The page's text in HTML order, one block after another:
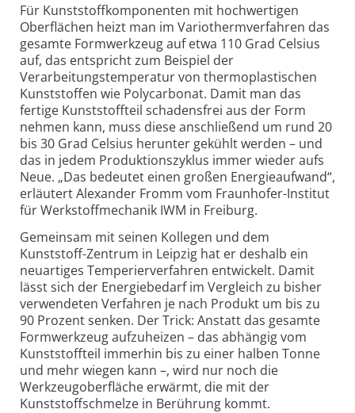
Für Kunststoffkomponenten mit hochwertigen
Oberflächen heizt man im Variothermverfahren das
gesamte Formwerkzeug auf etwa 110 Grad Celsius
auf, das entspricht zum Beispiel der
Verarbeitungstemperatur von thermoplastischen
Kunststoffen wie Polycarbonat. Damit man das
fertige Kunststoffteil schadensfrei aus der Form
nehmen kann, muss diese anschließend um rund 20
bis 30 Grad Celsius herunter gekühlt werden – und
das in jedem Produktionszyklus immer wieder aufs
Neue. „Das bedeutet einen großen Energieaufwand“,
erläutert Alexander Fromm vom Fraunhofer-Institut
für Werkstoffmechanik IWM in Freiburg.
Gemeinsam mit seinen Kollegen und dem
Kunststoff-Zentrum in Leipzig hat er deshalb ein
neuartiges Temperierverfahren entwickelt. Damit
lässt sich der Energiebedarf im Vergleich zu bisher
verwendeten Verfahren je nach Produkt um bis zu
90 Prozent senken. Der Trick: Anstatt das gesamte
Formwerkzeug aufzuheizen – das abhängig vom
Kunststoffteil immerhin bis zu einer halben Tonne
und mehr wiegen kann –, wird nur noch die
Werkzeugoberfläche erwärmt, die mit der
Kunststoffschmelze in Berührung kommt.